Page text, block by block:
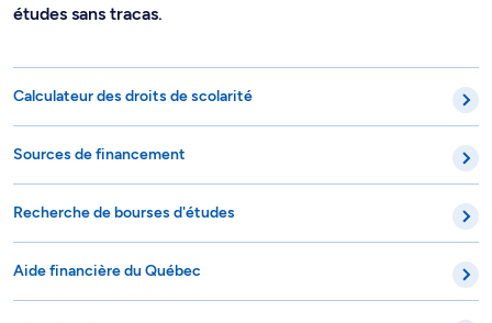
études sans tracas.
Calculateur des droits de scolarité
Sources de financement
Recherche de bourses d'études
Aide financière du Québec